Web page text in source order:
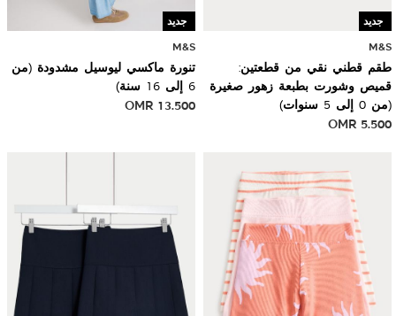
جديد
M&S
طقم قطني نقي من قطعتين:
قميص وشورت بطبعة زهور صغيرة
(من 0 إلى 5 سنوات)
OMR 5.500
جديد
M&S
تنورة ماكسي ليوسيل مشدودة (من
6 إلى 16 سنة)
OMR 13.500